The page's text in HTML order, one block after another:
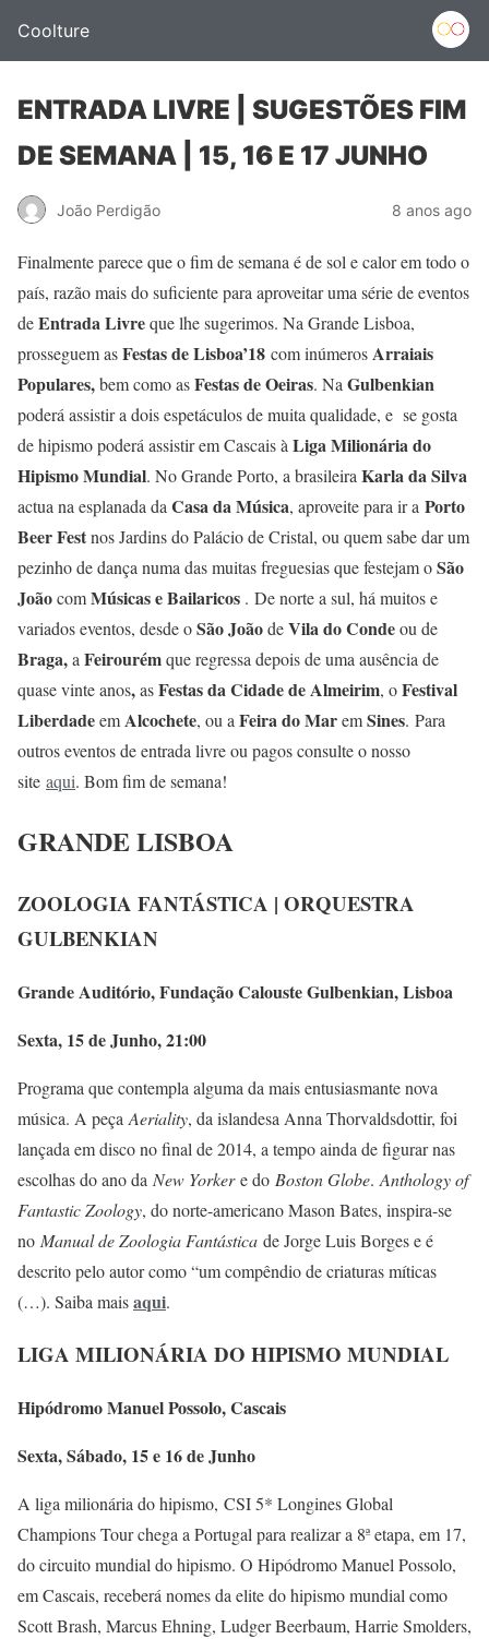
Coolture
ENTRADA LIVRE | SUGESTÕES FIM
DE SEMANA | 15, 16 E 17 JUNHO
João Perdigão 8 anos ago
Finalmente parece que o fim de semana é de sol e calor em todo o
país, razão mais do suficiente para aproveitar uma série de eventos
deEntrada Livreque lhe sugerimos. Na Grande Lisboa,
prosseguem asFestas de Lisboa’18 com inúmerosArraiais
Populares,bem como asFestas de Oeiras. Na Gulbenkian
poderá assistir a dois espetáculos de muita qualidade, e se gosta
de hipismo poderá assistir em Cascais à Liga Milionária do
Hipismo Mundial. No Grande Porto, a brasileira Karla da Silva
actua na esplanada da Casa da Música, aproveite para ir a Porto
Beer Festnos Jardins do Palácio de Cristal, ou quem sabe dar um
pezinho de dança numa das muitas freguesias que festejam oSão
JoãocomMúsicas e Bailaricos . De norte a sul, há muitos e
variados eventos, desde oSão JoãodeVila do Condeou de
Braga,a Feirourémque regressa depois de uma ausência de
quase vinte anos,asFestas da Cidade de Almeirim, oFestival
LiberdadeemAlcochete, ou a Feira do MaremSines. Para
outros eventos de entrada livre ou pagos consulte o nosso
site aqui. Bom fim de semana!
GRANDE LISBOA
ZOOLOGIA FANTÁSTICA | ORQUESTRA
GULBENKIAN
Grande Auditório, Fundação Calouste Gulbenkian, Lisboa
Sexta, 15 de Junho, 21:00
Programa que contempla alguma da mais entusiasmante nova
música. A peça Aeriality, da islandesa Anna Thorvaldsdottir, foi
lançada em disco no final de 2014, a tempo ainda de figurar nas
escolhas do ano da New Yorkere do Boston Globe. Anthology of
Fantastic Zoology, do norte-americano Mason Bates, inspira-se
no Manual de Zoologia Fantástica de Jorge Luis Borges e é
descrito pelo autor como “um compêndio de criaturas míticas
(…). Saiba maisaqui.
LIGA MILIONÁRIA DO HIPISMO MUNDIAL
Hipódromo Manuel Possolo, Cascais
Sexta, Sábado, 15 e 16 de Junho
A liga milionária do hipismo, CSI 5* Longines Global
Champions Tour chega a Portugal para realizar a 8ª etapa, em 17,
do circuito mundial do hipismo. O Hipódromo Manuel Possolo,
em Cascais, receberá nomes da elite do hipismo mundial como
Scott Brash, Marcus Ehning, Ludger Beerbaum, Harrie Smolders,